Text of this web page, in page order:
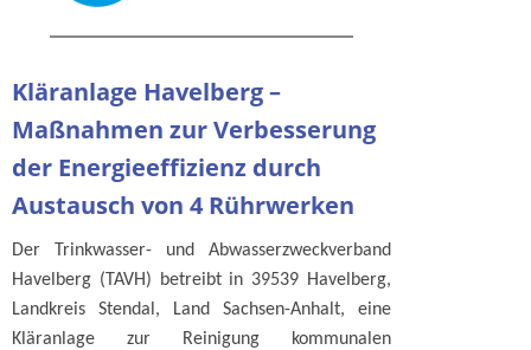
Kläranlage Havelberg –
Maßnahmen zur Verbesserung
der Energieeffizienz durch
Austausch von 4 Rührwerken
Der Trinkwasser- und Abwasserzweckverband
Havelberg (TAVH) betreibt in 39539 Havelberg,
Landkreis Stendal, Land Sachsen-Anhalt, eine
Kläranlage zur Reinigung kommunalen